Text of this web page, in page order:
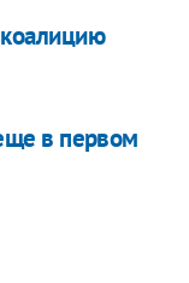
в первом